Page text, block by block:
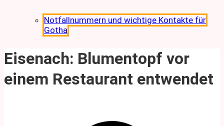
Notfallnummern und wichtige Kontakte für
Gotha
Eisenach: Blumentopf vor
einem Restaurant entwendet